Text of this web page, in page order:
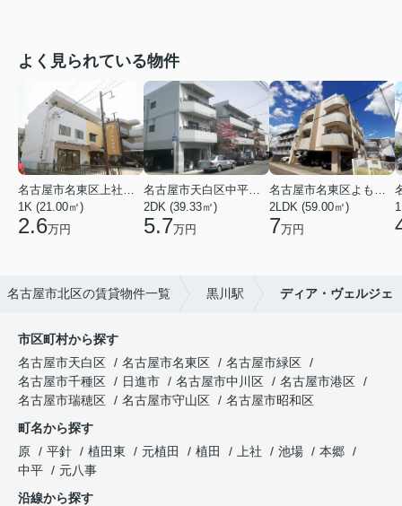
よく見られている物件
1K (21.00㎡)
2.6万円
2DK (39.33㎡)
5.7万円
2LDK (59.00㎡)
7万円
名古屋市北区の賃貸物件一覧 黒川駅 ディア・ヴェルジェ
市区町村から探す
名古屋市天白区
名古屋市名東区
名古屋市緑区
名古屋市千種区
日進市 名古屋市中川区
名古屋市港区
名古屋市瑞穂区
名古屋市守山区
名古屋市昭和区
町名から探す
原
平針 植田東 元植田 植田 上社 池場
本郷
中平
元八事
沿線から探す